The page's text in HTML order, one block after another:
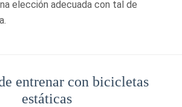
elección adecuada con tal de
entrenar con bicicletas
estáticas